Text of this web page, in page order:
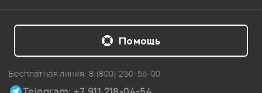
Бесплатная линия: 8 (800) 250-55-00
Помощь